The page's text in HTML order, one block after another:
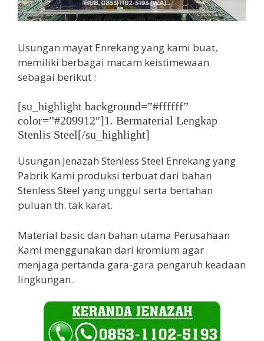
Usungan mayat Enrekang yang kami buat,
memiliki berbagai macam keistimewaan
sebagai berikut :
[su_highlight background=”#ffffff”
color=”#209912″]1. Bermaterial Lengkap
Stenlis Steel[/su_highlight]
Usungan Jenazah Stenless Steel Enrekang yang
Pabrik Kami produksi terbuat dari bahan
Stenless Steel yang unggul serta bertahan
puluan th. tak karat.
Material basic dan bahan utama Perusahaan
Kami menggunakan dari kromium agar
menjaga pertanda gara-gara pengaruh keadaan
lingkungan.